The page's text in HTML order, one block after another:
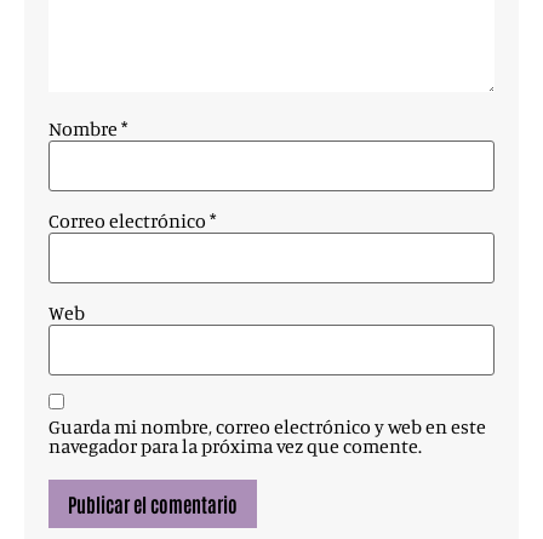
Nombre *
Correo electrónico *
Web
Guarda mi nombre, correo electrónico y web en este
navegador para la próxima vez que comente.